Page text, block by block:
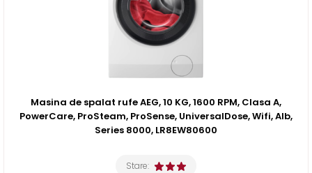
Masina de spalat rufe AEG, 10 KG, 1600 RPM, Clasa A,
PowerCare, ProSteam, ProSense, UniversalDose, Wifi, Alb,
Series 8000, LR8EW80600
Stare: